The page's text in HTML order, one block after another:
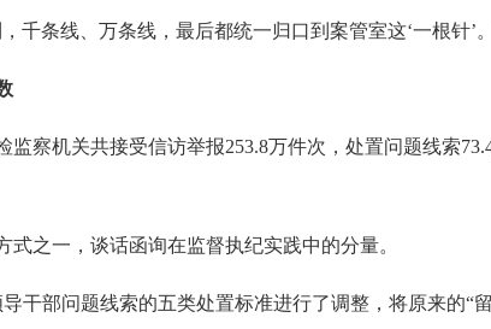
条线、万条线，最后都统一归口到案管室这‘一根针’。
察机关共接受信访举报253.8万件次，处置问题线索
之一，谈话函询在监督执纪实践中的分量。
干部问题线索的五类处置标准进行了调整，将原来的“